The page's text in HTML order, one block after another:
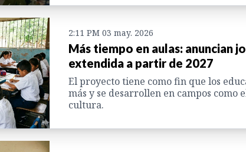
2:11 PM 03 may. 2026
Más tiempo en aulas: anuncian
extendida a partir de 2027
El proyecto tiene como fin que los
más y se desarrollen en campos como
cultura.